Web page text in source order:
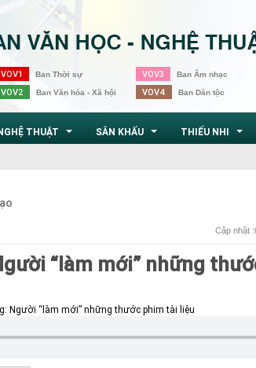
VOV1 Ban Thời sự
VOV2 Ban Văn hóa - Xã hội
VOV3 Ban Âm nhạc
VOV4 Ban Dân tộc
THUẬT SÂN KHẤU THIẾU NHI
Cập nhật
“làm mới” những